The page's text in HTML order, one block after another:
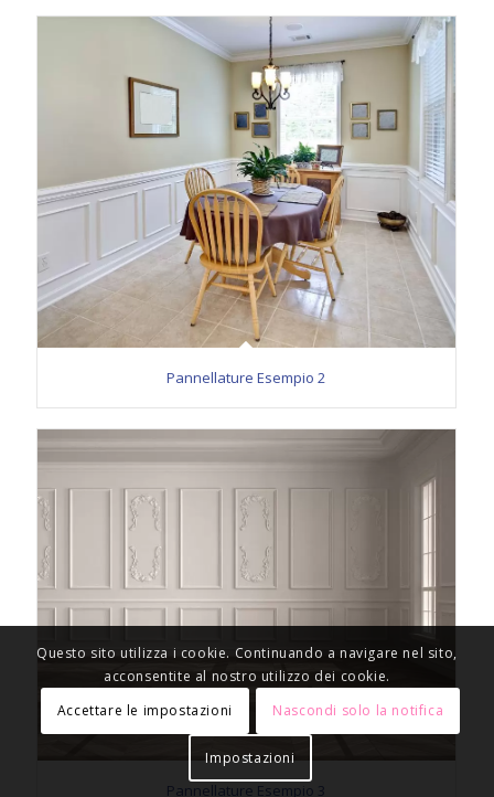
Pannellature Esempio 2
Pannellature Esempio 3
Questo sito utilizza i cookie. Continuando a navigare nel sito,
acconsentite al nostro utilizzo dei cookie.
Accettare le impostazioni
Nascondi solo la notifica
Impostazioni